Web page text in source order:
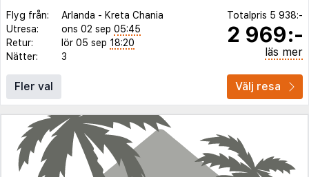
Flyg från: Arlanda - Kreta Chania
Utresa:
ons 02 sep 05:45
Retur:
lör 05 sep 18:20
Nätter:
3
Totalpris 5 938:-
2 969:-
läs mer
Fler val Välj resa